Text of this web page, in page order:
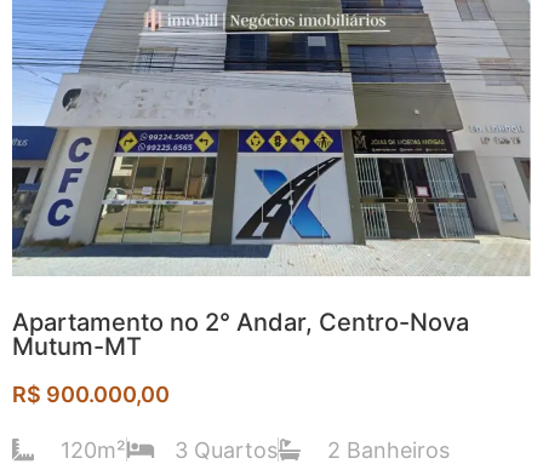
Apartamento no 2° Andar, Centro-Nova
Mutum-MT​
R$ 900.000,00
120m² 3 Quartos 2 Banheiros